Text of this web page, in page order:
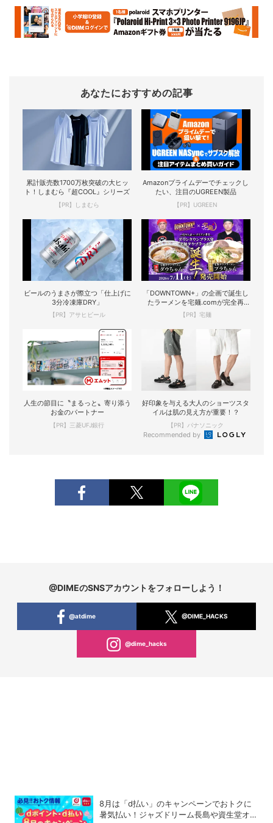
あなたにおすすめの記事
累計販売数1700万枚突破の大ヒッ
ト！しまむら『超COOL』シリーズ
【PR】しまむら
Amazonプライムデーでチェックし
たい、注目のUGREEN製品
【PR】UGREEN
ビールのうまさが際立つ「仕上げに
3分冷凍庫DRY」
【PR】アサヒビール
「DOWNTOWN+」の企画で誕生し
たラーメンを宅麺.comが完全再
現！
【PR】宅麺
人生の節目に〝まるっと〟寄り添う
お金のパートナー
【PR】三菱UFJ銀行
好印象を与える大人のショーツスタ
イルは肌の見え方が重要！？
【PR】パナソニック
Recommended by
@DIMEのSNSアカウントをフォローしよう！
@atdime @DIME_HACKS
@dime_hacks
8月は「d払い」のキャンペーンでおトクに
暑気払い！ジャズドリーム長島や資生堂オン